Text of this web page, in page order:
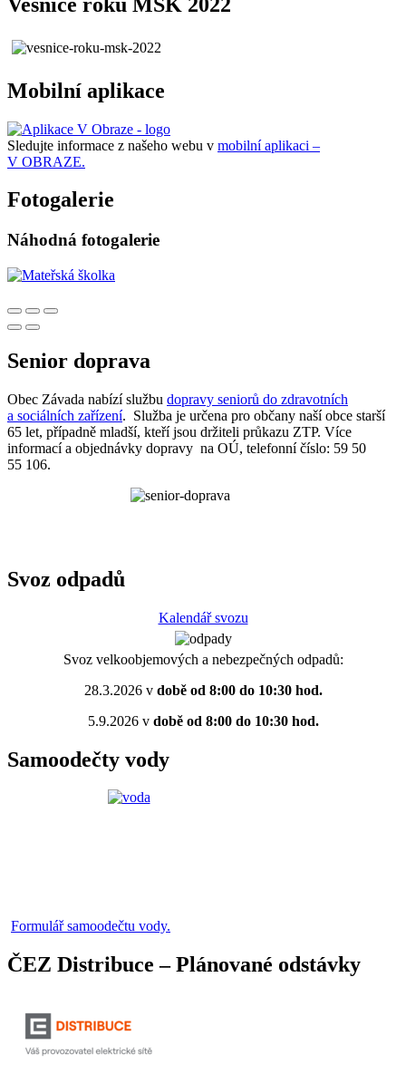
Mobilní aplikace
Sledujte informace z našeho webu v mobilní aplikaci –
V OBRAZE.
Fotogalerie
Náhodná fotogalerie
Senior doprava
Obec Závada nabízí službu dopravy seniorů do zdravotních
a sociálních zařízení. Služba je určena pro občany naší obce starší
65 let, případně mladší, kteří jsou držiteli průkazu ZTP. Více
informací a objednávky dopravy na OÚ, telefonní číslo: 59 50
55 106.
Svoz odpadů
Kalendář svozu
Svoz velkoobjemových a nebezpečných odpadů:
28.3.2026 vdobě od 8:00 do 10:30 hod.
5.9.2026 vdobě od 8:00 do 10:30 hod.
Samoodečty vody
Formulář samoodečtu vody.
ČEZ Distribuce – Plánované odstávky